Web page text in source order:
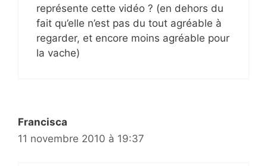
représente cette vidéo ? (en dehors du
fait qu’elle n’est pas du tout agréable à
regarder, et encore moins agréable pour
la vache)
Francisca
11 novembre 2010 à 19:37